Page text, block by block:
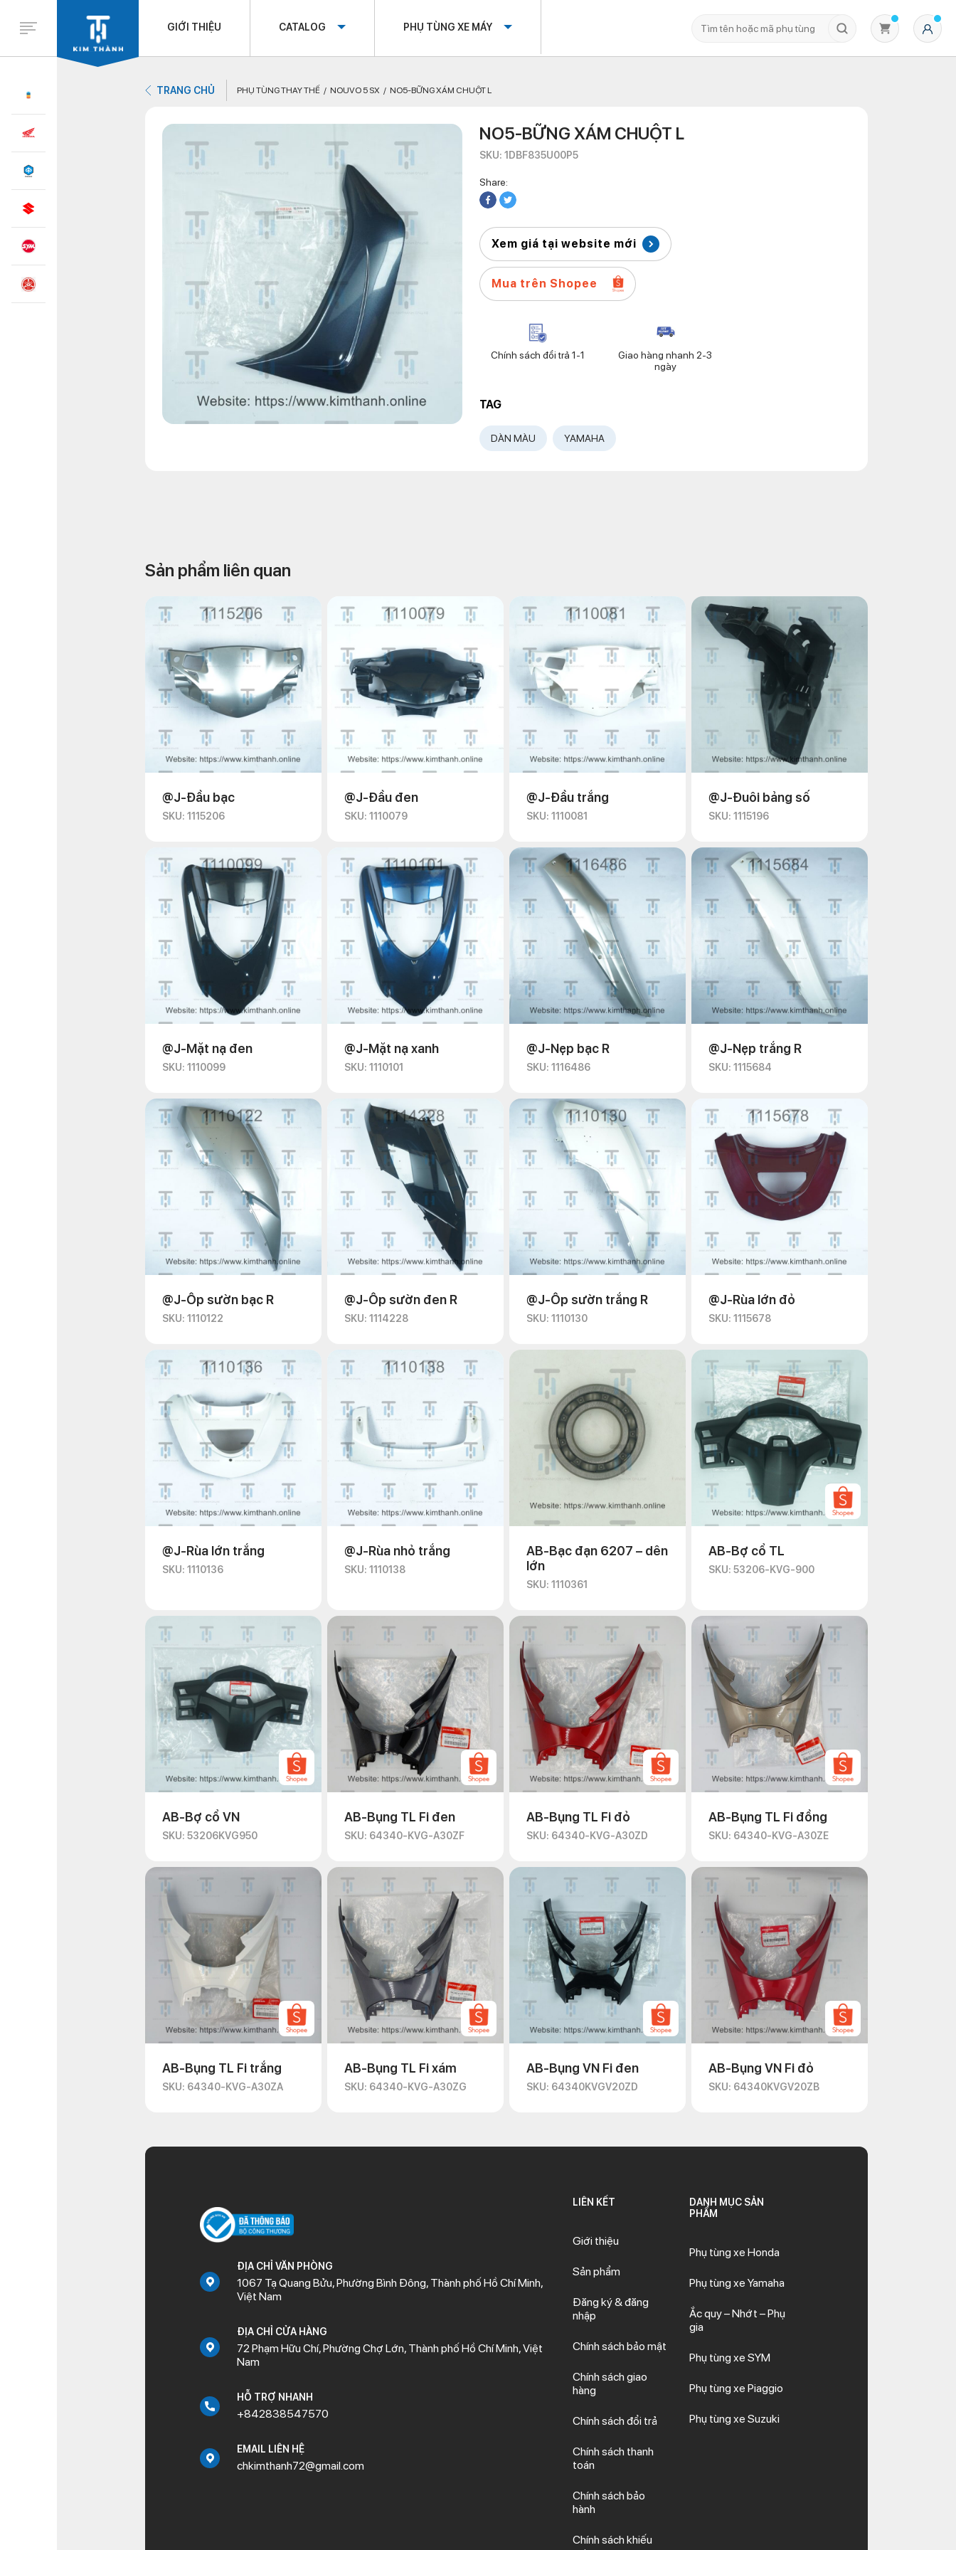
GIỚI THIỆU CATALOG PHỤ TÙNG XE MÁY
TRANG CHỦ PHỤ TÙNG THAY THẾ NOUVO 5 SX NO5-BỮNG XÁM CHUỘT L
NO5-BỮNG XÁM CHUỘT L
SKU: 1DBF835U00P5
Share:
Xem giá tại website mới
Mua trên Shopee
Chính sách đổi trả 1-1
Giao hàng nhanh 2-3
ngày
TAG
DÀN MÀU YAMAHA
Sản phẩm liên quan
@J-Đầu bạc
SKU: 1115206
@J-Đầu đen
SKU: 1110079
@J-Đầu trắng
SKU: 1110081
@J-Đuôi bảng số
SKU: 1115196
@J-Mặt nạ đen
SKU: 1110099
@J-Mặt nạ xanh
SKU: 1110101
@J-Nẹp bạc R
SKU: 1116486
@J-Nẹp trắng R
SKU: 1115684
@J-Ốp sườn bạc R
SKU: 1110122
@J-Ốp sườn đen R
SKU: 1114228
@J-Ốp sườn trắng R
SKU: 1110130
@J-Rùa lớn đỏ
SKU: 1115678
@J-Rùa lớn trắng
SKU: 1110136
@J-Rùa nhỏ trắng
SKU: 1110138
AB-Bạc đạn 6207 – dên
lớn
SKU: 1110361
AB-Bợ cổ TL
SKU: 53206-KVG-900
AB-Bợ cổ VN
SKU: 53206KVG950
AB-Bụng TL Fi đen
SKU: 64340-KVG-A30ZF
AB-Bụng TL Fi đỏ
SKU: 64340-KVG-A30ZD
AB-Bụng TL Fi đồng
SKU: 64340-KVG-A30ZE
AB-Bụng TL Fi trắng
SKU: 64340-KVG-A30ZA
AB-Bụng TL Fi xám
SKU: 64340-KVG-A30ZG
AB-Bụng VN Fi đen
SKU: 64340KVGV20ZD
AB-Bụng VN Fi đỏ
SKU: 64340KVGV20ZB
ĐỊA CHỈ VĂN PHÒNG
1067 Tạ Quang Bửu, Phường Bình Đông, Thành phố Hồ Chí Minh,
Việt Nam
ĐỊA CHỈ CỬA HÀNG
72 Phạm Hữu Chí, Phường Chợ Lớn, Thành phố Hồ Chí Minh, Việt
Nam
HỖ TRỢ NHANH
+842838547570
EMAIL LIÊN HỆ
chkimthanh72@gmail.com
LIÊN KẾT
Giới thiệu
Sản phẩm
Đăng ký & đăng
nhập
Chính sách bảo mật
Chính sách giao
hàng
Chính sách đổi trả
Chính sách thanh
toán
Chính sách bảo
hành
Chính sách khiếu
DANH MỤC SẢN
PHẨM
Phụ tùng xe Honda
Phụ tùng xe Yamaha
Ắc quy – Nhớt – Phụ
gia
Phụ tùng xe SYM
Phụ tùng xe Piaggio
Phụ tùng xe Suzuki